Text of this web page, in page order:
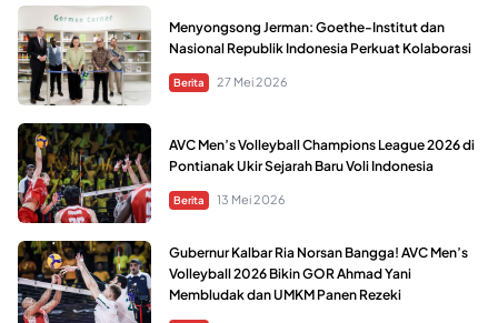
Menyongsong Jerman: Goethe-Institut dan
Nasional Republik Indonesia Perkuat Kolaborasi
Berita 27 Mei 2026
AVC Men’s Volleyball Champions League 2026 di
Pontianak Ukir Sejarah Baru Voli Indonesia
Berita 13 Mei 2026
Gubernur Kalbar Ria Norsan Bangga! AVC Men’s
Volleyball 2026 Bikin GOR Ahmad Yani
Membludak dan UMKM Panen Rezeki